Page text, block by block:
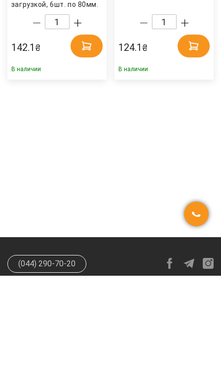
загрузкой, 6шт. по 80мм.
или 5шт. по 100мм.,
коричн. Axent
142.1 ₴
В наличии
124.1 ₴
В наличии
(044) 290-70-20